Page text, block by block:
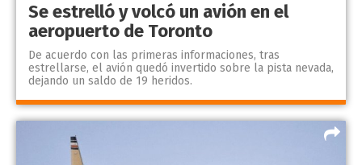
Se estrelló y volcó un avión en el
aeropuerto de Toronto
De acuerdo con las primeras informaciones, tras
estrellarse, el avión quedó invertido sobre la pista nevada,
dejando un saldo de 19 heridos.